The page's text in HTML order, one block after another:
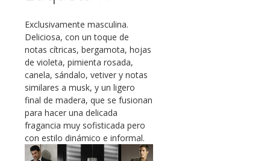
Exclusivamente masculina.
Deliciosa, con un toque de
notas cítricas, bergamota, hojas
de violeta, pimienta rosada,
canela, sándalo, vetiver y notas
similares a musk, y un ligero
final de madera, que se fusionan
para hacer una delicada
fragancia muy sofisticada pero
con estilo dinámico e informal.